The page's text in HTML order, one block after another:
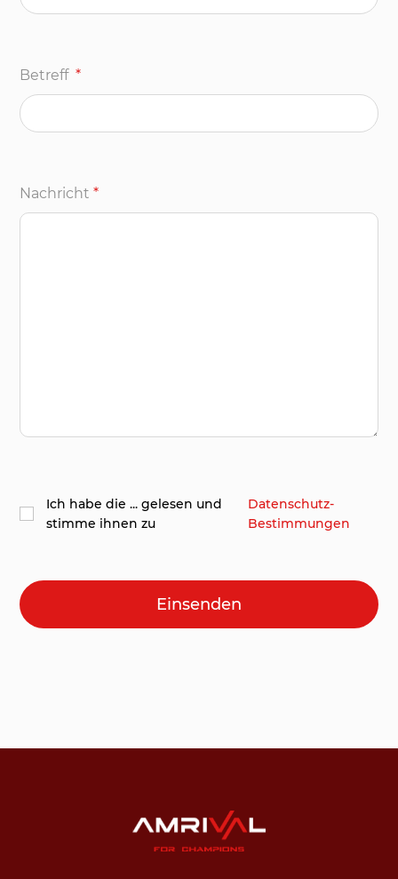
Betreff*
Nachricht*
Ich habe die ... gelesen und
stimme ihnen zu
​Datenschutz-
Bestimmungen